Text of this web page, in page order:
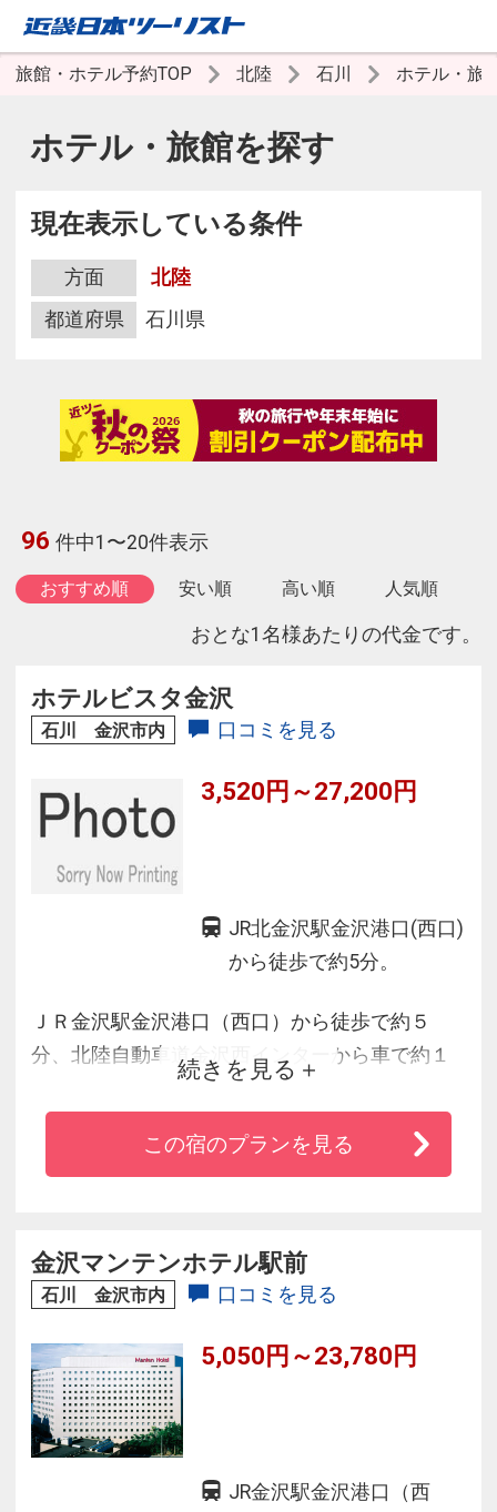
旅館・ホテル予約TOP 北陸 石川 ホテル・旅
ホテル・旅館を探す
現在表示している条件
方面
北陸
都道府県
石川県
96 件中1〜20件表示
おすすめ順 安い順 高い順 人気順
おとな1名様あたりの代金です。
ホテルビスタ金沢
石川 金沢市内 口コミを見る
3,520円～27,200円
JR北金沢駅金沢港口(西口)
から徒歩で約5分。
ＪＲ金沢駅金沢港口（西口）から徒歩で約５
分、北陸自動車道金沢西インターから車で約１
５分のアクセス。「癒し」をキーワードに、シ
ルキーバス（超微細発砲風呂）と 寝湯を男女別
大浴場に導入。お部屋はコンパクトながらも、
ルです。
続きを見る
この宿のプランを見る
金沢マンテンホテル駅前
石川 金沢市内 口コミを見る
5,050円～23,780円
JR金沢駅金沢港口（西